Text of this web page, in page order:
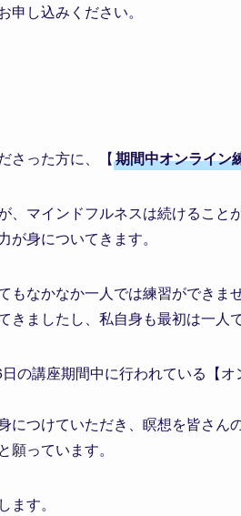
し込みください。
さった方に、【期間中オンライン
、マインドフルネスは続けること
身についてきます。
もなかなか一人では練習ができませ
きましたし、私自身も最初は一人
の講座期間中に行われている【
につけていただき、瞑想を皆さ
願っています。
す。